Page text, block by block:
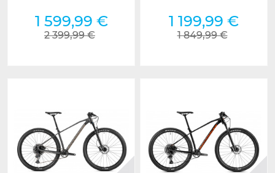
1 599,99 €
2 399,99 €
1 199,99 €
1 849,99 €